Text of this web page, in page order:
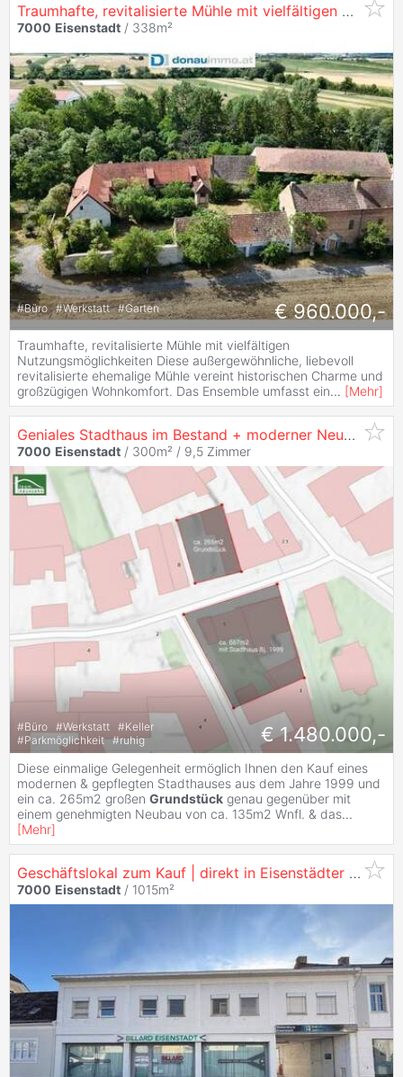
Traumhafte, revitalisierte Mühle mit vielfältigen Nutzungsmöglichkeiten
7000 Eisenstadt / 338m²
#Büro #Werkstatt #Garten € 960.000,-
Traumhafte, revitalisierte Mühle mit vielfältigen
Nutzungsmöglichkeiten Diese außergewöhnliche, liebevoll
revitalisierte ehemalige Mühle vereint historischen Charme und
großzügigen Wohnkomfort. Das Ensemble umfasst ein... [Mehr]
Geniales Stadthaus im Bestand + moderner Neubau mit ca. 134m² Wnfl. gleich gegenüber. (genehmigt & mit ca. 12Monaten Bauzeit)
7000 Eisenstadt / 300m² / 9,5 Zimmer
#Büro #Werkstatt #Keller
#Parkmöglichkeit #ruhig € 1.480.000,-
Diese einmalige Gelegenheit ermöglich Ihnen den Kauf eines
modernen & gepflegten Stadthauses aus dem Jahre 1999 und
ein ca. 265m2 großen Grundstück genau gegenüber mit
einem genehmigten Neubau von ca. 135m2 Wnfl. & das...
[Mehr]
Geschäftslokal zum Kauf | direkt in Eisenstädter Innenstadt | wenige Meter vom Schloss Esterházy
7000 Eisenstadt / 1015m²